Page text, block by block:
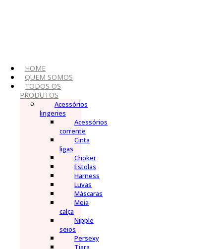
HOME
QUEM SOMOS
TODOS OS
PRODUTOS
Acessórios
lingeries
Acessórios
corrente
Cinta
ligas
Choker
Estolas
Harness
Luvas
Máscaras
Meia
calça
Nipple
seios
Persexy
Tiara